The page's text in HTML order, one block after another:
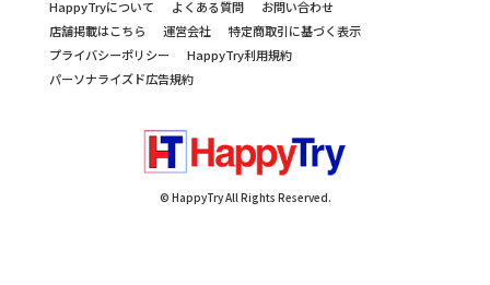
HappyTryについて よくある質問
お問い合わせ
店舗掲載はこちら
運営会社
特定商取引に基づく表示
プライバシーポリシー
HappyTry利用規約
パーソナライズド広告規約
© HappyTry All Rights Reserved.